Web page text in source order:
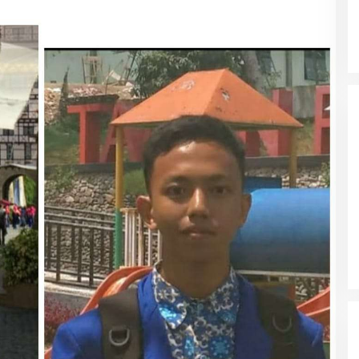
Polres Ngawi Ungkap Peredaran
Okerbaya Amankan 2 Tersangka